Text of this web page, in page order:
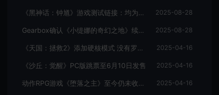
《黑神话：钟馗》游戏测试链接：均为骗子 2025-08-28
Gearbox确认《小缇娜的奇幻之地》续作正在开发中 2025-08-28
《天国：拯救2》添加硬核模式 没有罗盘和快速旅行 2025-04-16
《沙丘：觉醒》PC版跳票至6月10日发售 2025-04-16
动作RPG游戏《堕落之主》至今仍未收回成本 2025-04-16